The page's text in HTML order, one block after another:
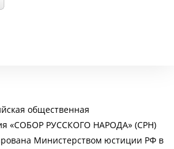
общественная
«СОБОР РУССКОГО НАРОДА» (СРН)
Министерством юстиции РФ в